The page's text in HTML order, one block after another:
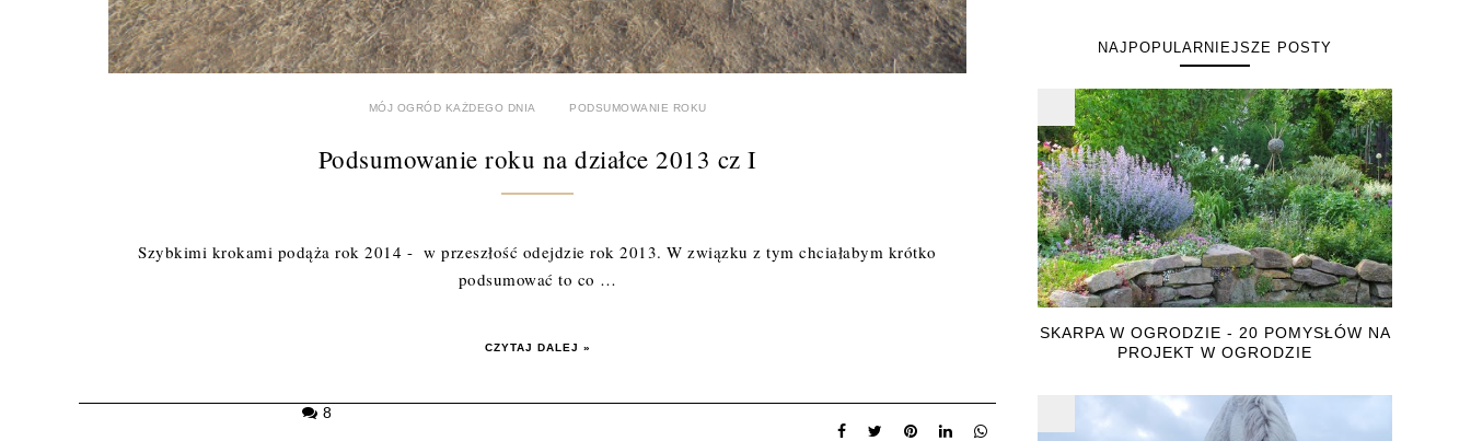
MÓJ OGRÓD KAŻDEGO DNIA PODSUMOWANIE ROKU
Podsumowanie roku na działce 2013 cz I
Szybkimi krokami podąża rok 2014 - w przeszłość odejdzie rok 2013. W związku z tym chciałabym krótko
podsumować to co …
CZYTAJ DALEJ »
8
NAJPOPULARNIEJSZE POSTY
SKARPA W OGRODZIE - 20 POMYSŁÓW NA
PROJEKT W OGRODZIE